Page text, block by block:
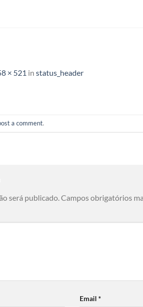
× 521 in status_header
a comment.
será publicado.Campos obrigatórios
Email*